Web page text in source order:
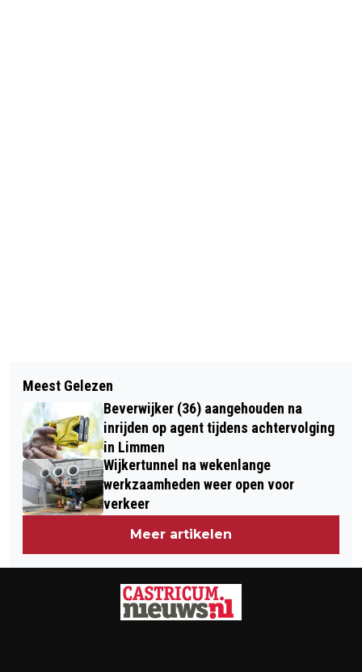
WEI YI WINNAAR TATA STEEL CHESS
TOURNAMENT, ANISH GIRI KOMT
TEKORT IN TIEBREAK
TUINVOGELTELLING: ANDERHALF
MILJOEN VOGELS IN TUIN EN OP
BALKON GETELD
Meest Gelezen
Beverwijker (36) aangehouden na
inrijden op agent tijdens achtervolging
in Limmen
Wijkertunnel na wekenlange
werkzaamheden weer open voor
verkeer
Meer artikelen